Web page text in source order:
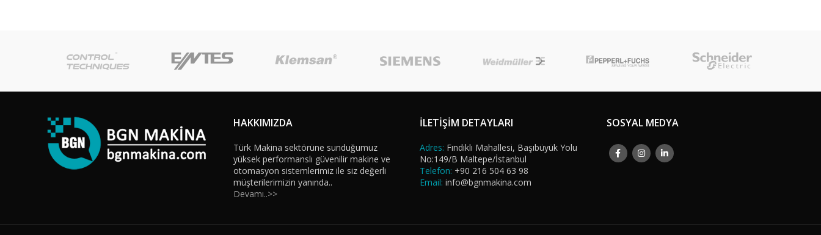
HAKKIMIZDA
Türk Makina sektörüne sunduğumuz
yüksek performanslı güvenilir makine ve
otomasyon sistemlerimiz ile siz değerli
müşterilerimizin yanında..
Devamı..>>
İLETİŞİM DETAYLARI
Adres: Fındıklı Mahallesi, Başıbüyük Yolu
No:149/B Maltepe/İstanbul
Telefon: +90 216 504 63 98
Email: info@bgnmakina.com
SOSYAL MEDYA